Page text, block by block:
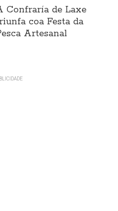
Confraría de Laxe
coa Festa da
Artesanal